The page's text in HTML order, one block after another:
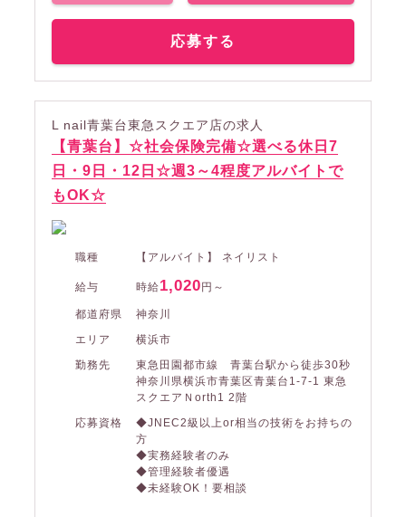
応募する
L nail青葉台東急スクエア店の求人
【青葉台】☆社会保険完備☆選べる休日7
日・9日・12日☆週3～4程度アルバイトで
もOK☆
職種 【アルバイト】 ネイリスト
給与 時給1,020 円～
都道府県
神奈川
エリア
横浜市
勤務先
東急田園都市線 青葉台駅から徒歩30秒
神奈川県横浜市青葉区青葉台1-7-1 東急
スクエアＮorth1 2階
応募資格
◆JNEC2級以上or相当の技術をお持ちの
方
◆実務経験者のみ
◆管理経験者優遇
◆未経験OK！要相談